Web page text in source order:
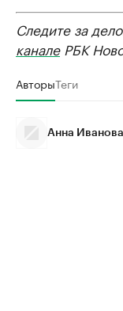
Следите за
каналеРБК
АвторыТеги
Анна Иванова